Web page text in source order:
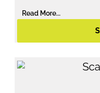
Read More...